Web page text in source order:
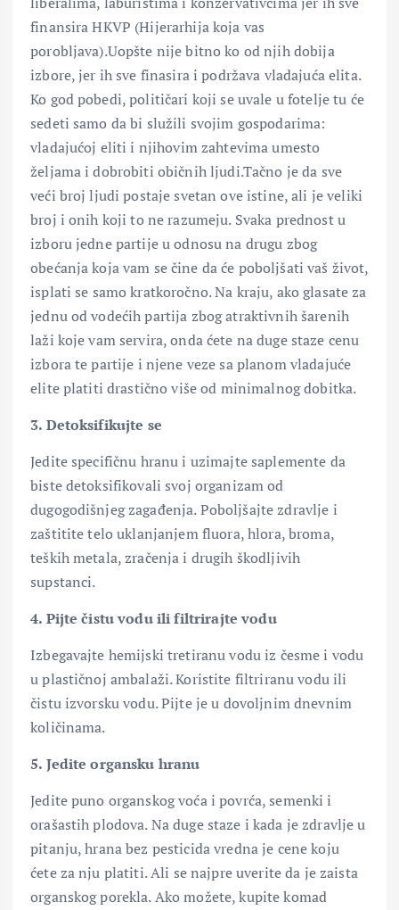
finansira HKVP (Hijerarhija koja vas
porobljava).Uopšte nije bitno ko od njih dobija
izbore, jer ih sve finasira i podržava vladajuća elita.
Ko god pobedi, političari koji se uvale u fotelje tu će
sedeti samo da bi služili svojim gospodarima:
vladajućoj eliti i njihovim zahtevima umesto
željama i dobrobiti običnih ljudi.Tačno je da sve
veći broj ljudi postaje svetan ove istine, ali je veliki
broj i onih koji to ne razumeju. Svaka prednost u
izboru jedne partije u odnosu na drugu zbog
obećanja koja vam se čine da će poboljšati vaš život,
isplati se samo kratkoročno. Na kraju, ako glasate za
jednu od vodećih partija zbog atraktivnih šarenih
laži koje vam servira, onda ćete na duge staze cenu
izbora te partije i njene veze sa planom vladajuće
elite platiti drastično više od minimalnog dobitka.
3. Detoksifikujte se
Jedite specifičnu hranu i uzimajte saplemente da
biste detoksifikovali svoj organizam od
dugogodišnjeg zagađenja. Poboljšajte zdravlje i
zaštitite telo uklanjanjem fluora, hlora, broma,
teških metala, zračenja i drugih škodljivih
supstanci.
4. Pijte čistu vodu ili filtrirajte vodu
Izbegavajte hemijski tretiranu vodu iz česme i vodu
u plastičnoj ambalaži. Koristite filtriranu vodu ili
čistu izvorsku vodu. Pijte je u dovoljnim dnevnim
količinama.
5. Jedite organsku hranu
Jedite puno organskog voća i povrća, semenki i
orašastih plodova. Na duge staze i kada je zdravlje u
pitanju, hrana bez pesticida vredna je cene koju
ćete za nju platiti. Ali se najpre uverite da je zaista
organskog porekla. Ako možete, kupite komad